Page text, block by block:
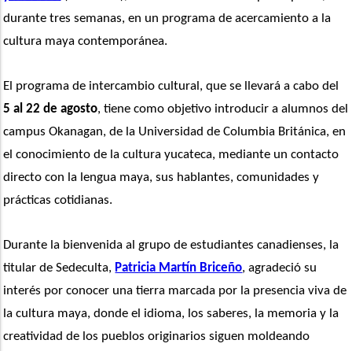
durante tres semanas, en un programa de acercamiento a la
cultura maya contemporánea.
5 al 22 de agosto, tiene como objetivo introducir a alumnos del
campus Okanagan, de la Universidad de Columbia Británica, en
el conocimiento de la cultura yucateca, mediante un contacto
directo con la lengua maya, sus hablantes, comunidades y
prácticas cotidianas.
Durante la bienvenida al grupo de estudiantes canadienses, la
titular de Sedeculta, Patricia Martín Briceño, agradeció su
interés por conocer una tierra marcada por la presencia viva de
la cultura maya, donde el idioma, los saberes, la memoria y la
creatividad de los pueblos originarios siguen moldeando